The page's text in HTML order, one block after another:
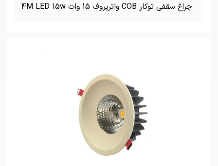
چراغ سقفی توکار COB واترپروف 15 وات 4M LED 15w